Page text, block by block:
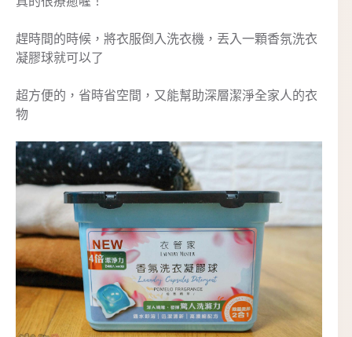
趕時間的時候，將衣服倒入洗衣機，丟入一顆香氛洗衣
凝膠球就可以了
超方便的，省時省空間，又能幫助深層潔淨全家人的衣
物